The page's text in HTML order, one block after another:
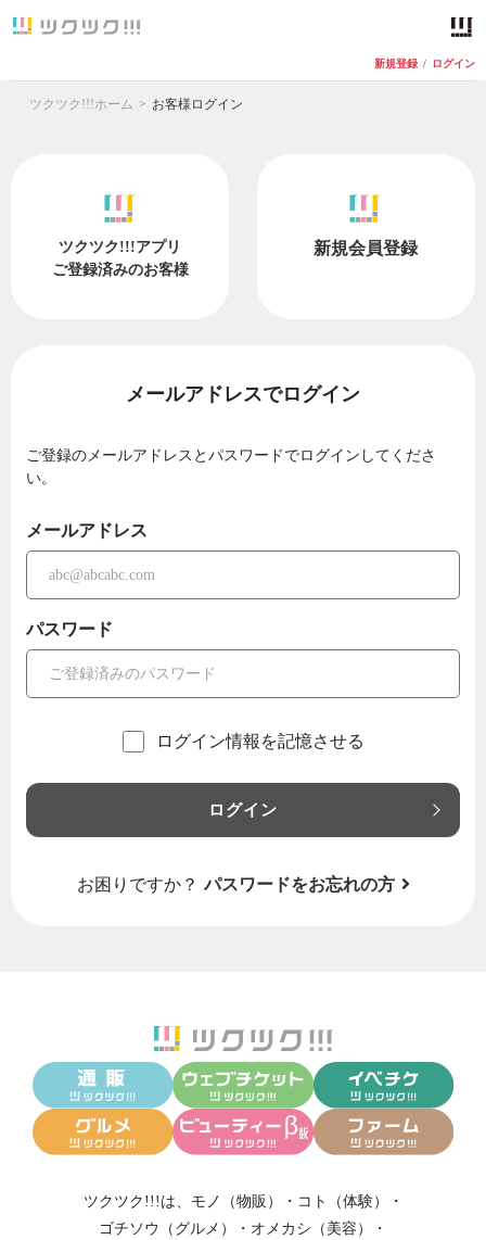
新規登録 / ログイン
ツクツク!!!ホーム お客様ログイン
ツクツク!!!アプリ
ご登録済みのお客様
新規会員登録
メールアドレスでログイン
ご登録のメールアドレスとパスワードでログインしてくださ
い。
メールアドレス
パスワード
ログイン情報を記憶させる
ログイン
お困りですか？ パスワードをお忘れの方
ツクツク!!!は、 モノ（物販） ・ コト（体験）
・
ゴチソウ（グルメ）
・ オメカシ（美容）
・